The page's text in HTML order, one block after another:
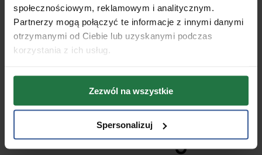
społecznościowym, reklamowym i analitycznym.
Partnerzy mogą połączyć te informacje z innymi danymi
otrzymanymi od Ciebie lub uzyskanymi podczas
korzystania z ich usług.
Zezwól na wszystkie
Spersonalizuj
Napisz do nas za
pomocą formularza
kontaktowego